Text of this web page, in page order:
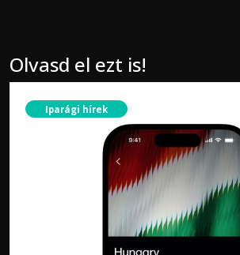
Olvasd el ezt is!
Iparági hírek